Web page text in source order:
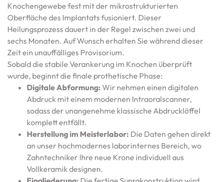
Knochengewebe fest mit der mikrostrukturierten
Oberfläche des Implantats fusioniert. Dieser
Heilungsprozess dauert in der Regel zwischen zwei und
sechs Monaten. Auf Wunsch erhalten Sie während dieser
Zeit ein unauffälliges Provisorium.
Sobald die stabile Verankerung im Knochen überprüft
wurde, beginnt die finale prothetische Phase:
Digitale Abformung: Wir nehmen einen digitalen
Abdruck mit einem modernen Intraoralscanner,
sodass der unangenehme klassische Abdrucklöffel
komplett entfällt.
Herstellung im Meisterlabor: Die Daten gehen direkt
an unser hochmodernes laborinternes Bereich, wo
Zahntechniker Ihre neue Krone individuell aus
Vollkeramik designen.